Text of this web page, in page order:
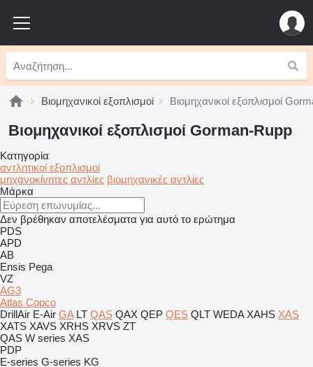
Βιομηχανικοί εξοπλισμοί Βιομηχανικοί εξοπλισμοί
Βιομηχανικοί εξοπλισμοί Gorman-Rupp
Κατηγορία
αντλητικοί εξοπλισμοί
μηχανοκίνητες αντλίες βιομηχανικές αντλίες
Μάρκα
Δεν βρέθηκαν αποτελέσματα για αυτό το ερώτημα
PDS
APD
AB
Ensis Pega
VZ
AG3
Atlas Copco
DrillAir E-Air GA LT QAS QAX QEP QES QLT WEDA XAHS XAS
XATS XAVS XRHS XRVS ZT
QAS W series XAS
PDP
E-series G-series KG